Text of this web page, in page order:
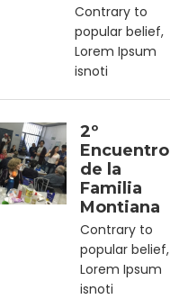
Contrary to
popular belief,
Lorem Ipsum
isnoti
2º
Encuentro
de la
Familia
Montiana
Contrary to
popular belief,
Lorem Ipsum
isnoti